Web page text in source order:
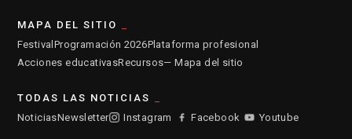
MAPA DEL SITIO
Festival Programación 2026Plataforma profesional
Acciones educativasRecursos— Mapa del sitio
TODAS LAS NOTICIAS
NoticiasNewsletter Instagram Facebook Youtube